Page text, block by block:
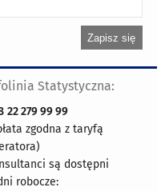
Statystyczna:
22 279 99 99
zgodna z taryfą
są dostępni
robocze: